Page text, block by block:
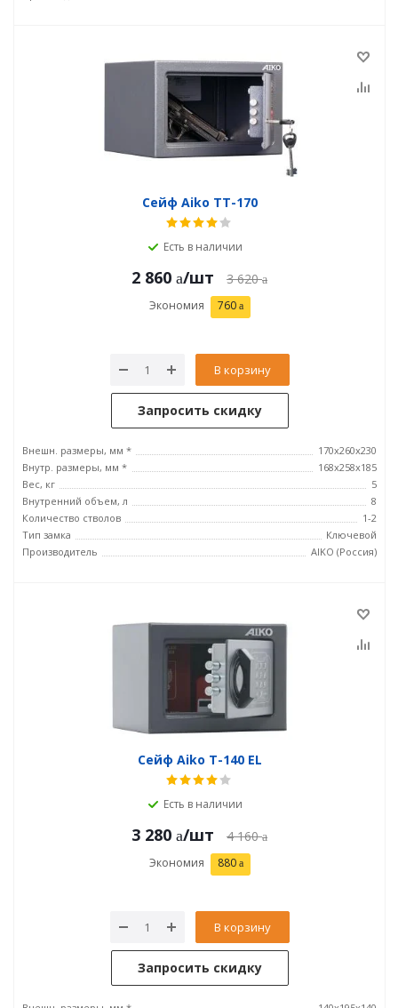
Сейф Aiko ТТ-170
Есть в наличии
2 860 /шт 3 620
Экономия 760
В корзину
Запросить скидку
Внешн. размеры, мм *
170x260x230
Внутр. размеры, мм *
168x258x185
Вес, кг
5
Внутренний объем, л
8
Количество стволов
1-2
Тип замка
Ключевой
Производитель
AIKO (Россия)
Сейф Aiko T-140 EL
Есть в наличии
3 280 /шт 4 160
Экономия 880
В корзину
Запросить скидку